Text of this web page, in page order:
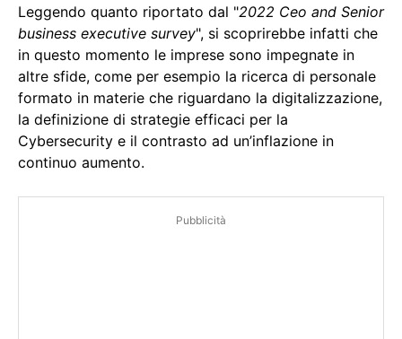
Leggendo quanto riportato dal "2022 Ceo and Senior
business executive survey", si scoprirebbe infatti che
in questo momento le imprese sono impegnate in
altre sfide, come per esempio la ricerca di personale
formato in materie che riguardano la digitalizzazione,
la definizione di strategie efficaci per la
Cybersecurity e il contrasto ad un’inflazione in
continuo aumento.
Pubblicità